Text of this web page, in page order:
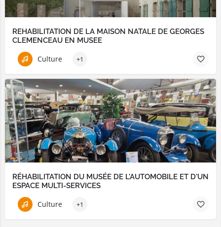
REHABILITATION DE LA MAISON NATALE DE GEORGES
CLEMENCEAU EN MUSEE
Culture +1
RÉHABILITATION DU MUSÉE DE L'AUTOMOBILE ET D'UN
ESPACE MULTI-SERVICES
Culture +1